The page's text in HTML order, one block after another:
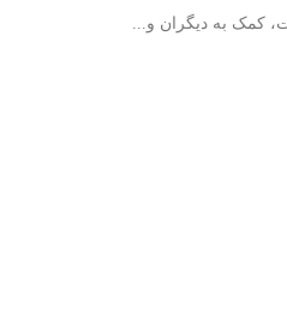
کمک به دیگران و...